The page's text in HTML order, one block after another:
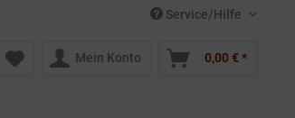
Service/Hilfe
Mein Konto 0,00 € *